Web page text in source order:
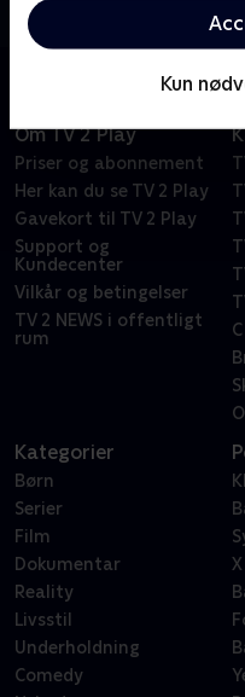
Kun
efterforsker Evert
Om TV 2 Play
Priser og abonnement
Her kan du se TV 2 Play
Gavekort til TV 2 Play
Support og
Kundecenter
Vilkår og betingelser
TV 2 NEWS i offentligt
rum
Kategorier
Børn
Serier
Film
Dokumentar
Reality
Livsstil
Underholdning
Comedy